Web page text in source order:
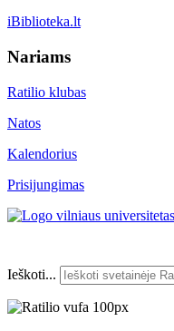
iBiblioteka.lt
Nariams
Ratilio klubas
Natos
Kalendorius
Prisijungimas
Ieškoti...